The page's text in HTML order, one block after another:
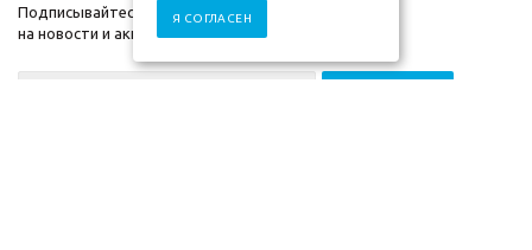
Подписывайтесь
на новости и акции
Я СОГЛАСЕН